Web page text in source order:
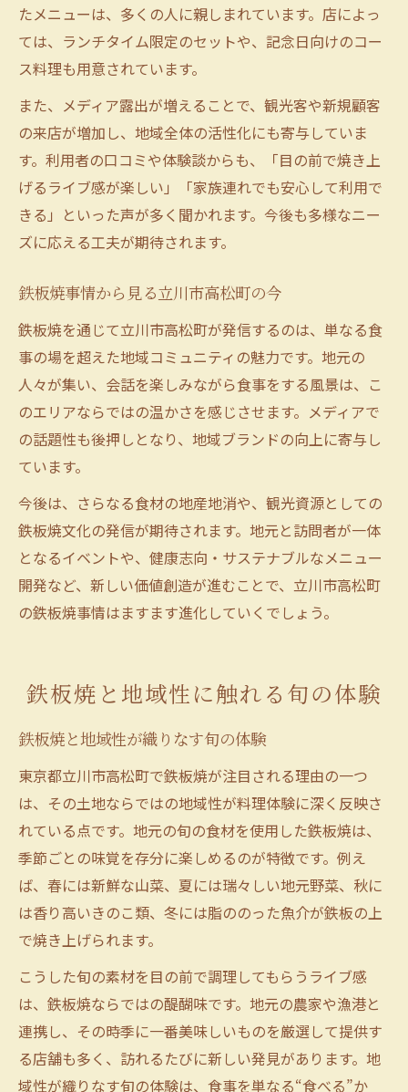
たメニューは、多くの人に親しまれています。店によっ
ては、ランチタイム限定のセットや、記念日向けのコー
ス料理も用意されています。
また、メディア露出が増えることで、観光客や新規顧客
の来店が増加し、地域全体の活性化にも寄与していま
す。利用者の口コミや体験談からも、「目の前で焼き上
げるライブ感が楽しい」「家族連れでも安心して利用で
きる」といった声が多く聞かれます。今後も多様なニー
ズに応える工夫が期待されます。
鉄板焼事情から見る立川市高松町の今
鉄板焼を通じて立川市高松町が発信するのは、単なる食
事の場を超えた地域コミュニティの魅力です。地元の
人々が集い、会話を楽しみながら食事をする風景は、こ
のエリアならではの温かさを感じさせます。メディアで
の話題性も後押しとなり、地域ブランドの向上に寄与し
ています。
今後は、さらなる食材の地産地消や、観光資源としての
鉄板焼文化の発信が期待されます。地元と訪問者が一体
となるイベントや、健康志向・サステナブルなメニュー
開発など、新しい価値創造が進むことで、立川市高松町
の鉄板焼事情はますます進化していくでしょう。
鉄板焼と地域性に触れる旬の体験
鉄板焼と地域性が織りなす旬の体験
東京都立川市高松町で鉄板焼が注目される理由の一つ
は、その土地ならではの地域性が料理体験に深く反映さ
れている点です。地元の旬の食材を使用した鉄板焼は、
季節ごとの味覚を存分に楽しめるのが特徴です。例え
ば、春には新鮮な山菜、夏には瑞々しい地元野菜、秋に
は香り高いきのこ類、冬には脂ののった魚介が鉄板の上
で焼き上げられます。
こうした旬の素材を目の前で調理してもらうライブ感
は、鉄板焼ならではの醍醐味です。地元の農家や漁港と
連携し、その時季に一番美味しいものを厳選して提供す
る店舗も多く、訪れるたびに新しい発見があります。地
域性が織りなす旬の体験は、食事を単なる“食べる”か